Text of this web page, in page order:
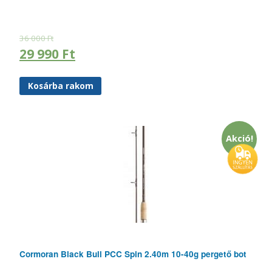
36 000Ft
29 990 Ft
Kosárba rakom
Akció!
Cormoran Black Bull PCC Spin 2.40m 10-40g pergető bot